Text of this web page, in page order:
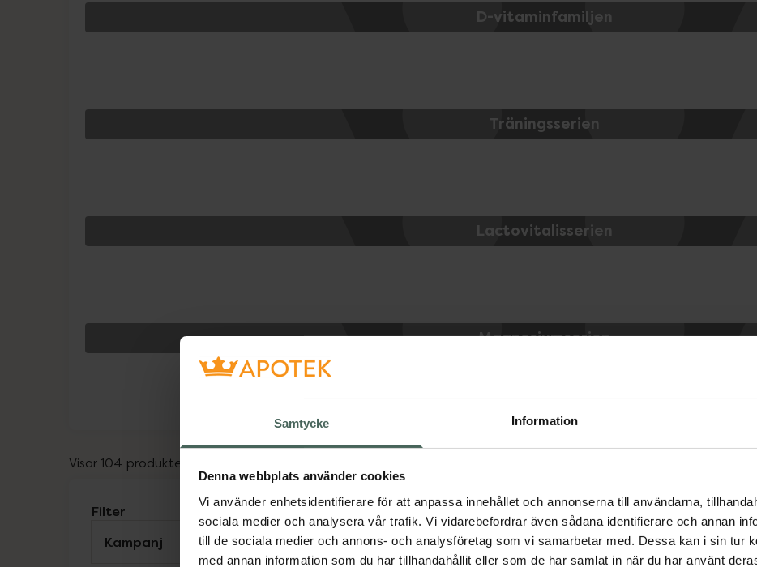
Samtycke Information
Denna webbplats använder cookies
Vi använder enhetsidentifierare för att anpassa innehållet och annonserna till användarna,
sociala medier och analysera vår trafik. Vi vidarebefordrar även sådana identifierare och annan
till de sociala medier och annons- och analysföretag som vi samarbetar med. Dessa kan i sin tur
med annan information som du har tillhandahållit eller som de har samlat in när du har använt
D-vitaminfamiljen
Träningsserien
Lactovitalisserien
Magnesiumserien
Visar 104 produkter
Filter
Kampanj
Visa